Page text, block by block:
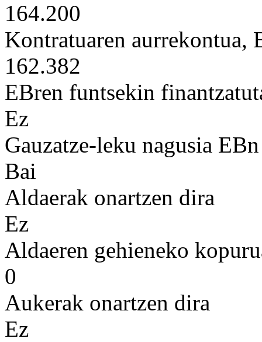
164.200
Kontratuaren aurrekontua,
162.382
EBren funtsekin
Ez
Gauzatze-leku nagusia EBn
Bai
Aldaerak onartzen dira
Ez
Aldaeren gehieneko
0
Aukerak onartzen dira
Ez